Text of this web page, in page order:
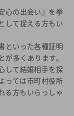
心の出会い』を挙
して捉える方もい
といった各種証明
多くあります。
して結婚相手を探
っては市町村役所
る方もいらっしゃ